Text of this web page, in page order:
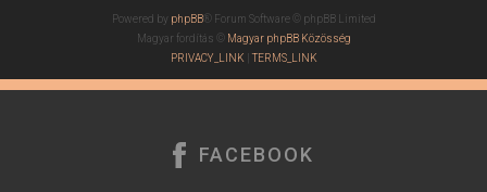
Powered by phpBB® Forum Software © phpBB Limited
Magyar fordítás © Magyar phpBB Közösség
PRIVACY_LINK |TERMS_LINK
FACEBOOK